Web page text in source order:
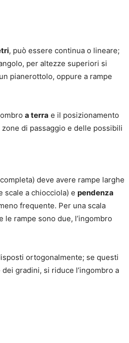
, può essere continua o lineare;
per altezze superiori si
pianerottolo, oppure a rampe
a terra e il posizionamento
di passaggio e delle possibili
deve avere rampe larghe
scale a chiocciola) e pendenza
frequente. Per una scala
le rampe sono due, l’ingombro
ortogonalmente; se questi
gradini, si riduce l’ingombro a